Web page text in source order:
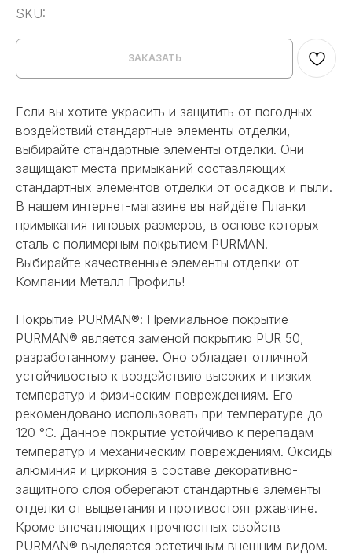
SKU:
ЗАКАЗАТЬ
Если вы хотите украсить и защитить от погодных
воздействий стандартные элементы отделки,
выбирайте стандартные элементы отделки. Они
защищают места примыканий составляющих
стандартных элементов отделки от осадков и пыли.
В нашем интернет-магазине вы найдёте Планки
примыкания типовых размеров, в основе которых
сталь с полимерным покрытием PURMAN.
Выбирайте качественные элементы отделки от
Компании Металл Профиль!
Покрытие PURMAN®: Премиальное покрытие
PURMAN® является заменой покрытию PUR 50,
разработанному ранее. Оно обладает отличной
устойчивостью к воздействию высоких и низких
температур и физическим повреждениям. Его
рекомендовано использовать при температуре до
120 °С. Данное покрытие устойчиво к перепадам
температур и механическим повреждениям. Оксиды
алюминия и циркония в составе декоративно-
защитного слоя оберегают стандартные элементы
отделки от выцветания и противостоят ржавчине.
Кроме впечатляющих прочностных свойств
PURMAN® выделяется эстетичным внешним видом.